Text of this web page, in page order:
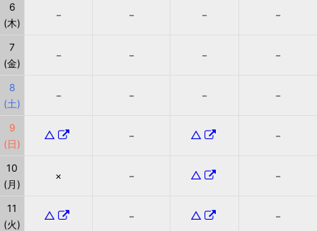
6
(木)
－ － － －
7
(金)
－ － － －
8
(土)
－ － － －
9
(日)
△ － △ －
10
(月)
× － △ －
11
(火)
△ － △ －